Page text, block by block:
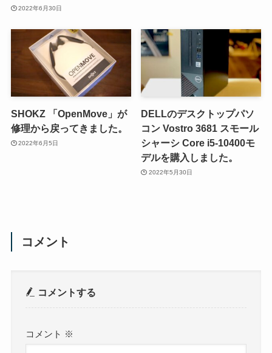
2022年6月30日
SHOKZ 「OpenMove」が
修理から戻ってきました。
2022年6月5日
DELLのデスクトップパソ
コン Vostro 3681 スモール
シャーシ Core i5-10400モ
デルを購入しました。
2022年5月30日
コメント
コメントする
コメント ※